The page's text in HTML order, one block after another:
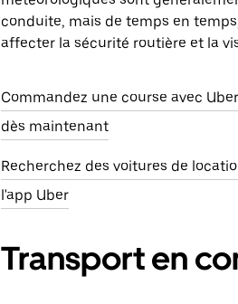
conduite, mais de temps en
affecter la sécurité routière et la
Commandez une course avec
dès maintenant
Recherchez des voitures de
l'app Uber
Transport en